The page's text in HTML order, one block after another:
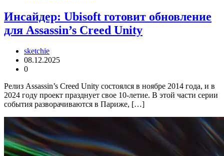
Инсайдер: Ubisoft готовит обновление
для Assassin’s Creed Unity
sketchie
08.12.2025
0
Релиз Assassin’s Creed Unity состоялся в ноябре 2014 года, и в
2024 году проект празднует свое 10-летие. В этой части серии
события разворачиваются в Париже, […]